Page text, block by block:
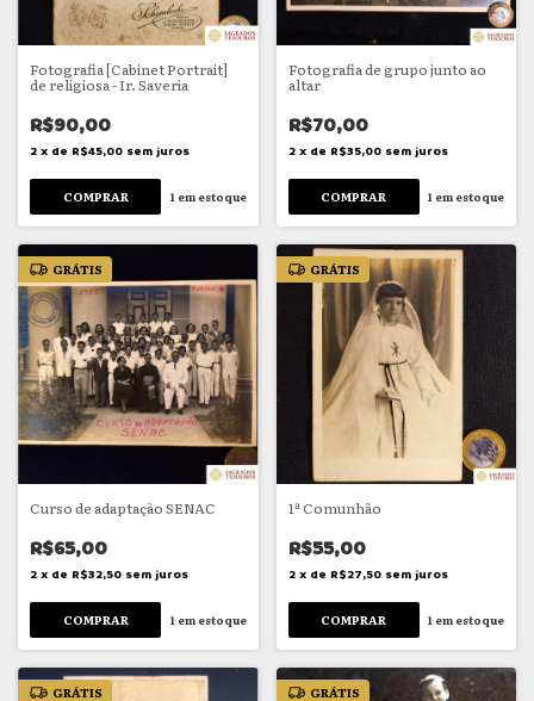
Fotografia [Cabinet Portrait]
de religiosa - Ir. Saveria
R$90,00
2 x de R$45,00 sem juros
1 em estoque
Fotografia de grupo junto ao
altar
R$70,00
2 x de R$35,00 sem juros
1 em estoque
GRÁTIS
Curso de adaptação SENAC
R$65,00
2 x de R$32,50 sem juros
1em estoque
GRÁTIS
1ª Comunhão
R$55,00
2 x de R$27,50 sem juros
1 em estoque
GRÁTIS GRÁTIS